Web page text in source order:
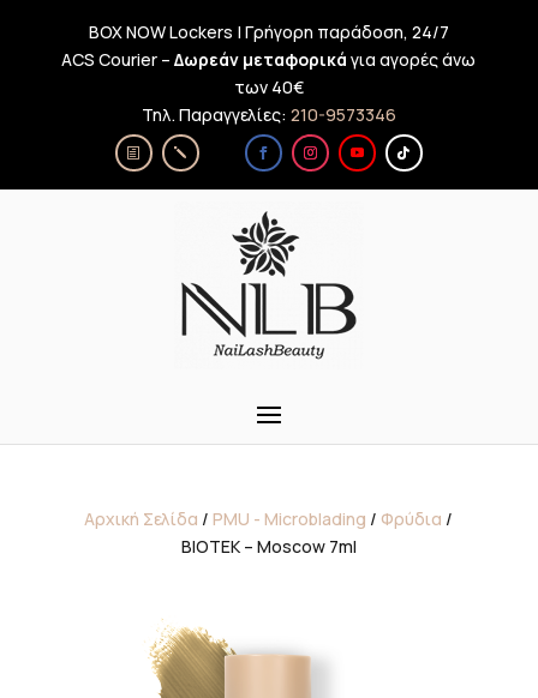
BOX NOW Lockers | Γρήγορη παράδοση, 24/7
ACS Courier –Δωρεάν μεταφορικά για αγορές άνω
των 40€
Τηλ. Παραγγελίες: 210-9573346
Αρχική Σελίδα / PMU - Microblading / Φρύδια /
BIOTEK – Moscow 7ml